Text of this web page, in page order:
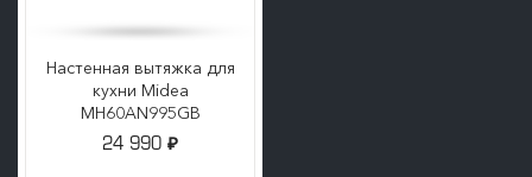
Настенная вытяжка для
кухни Midea
MH60AN995GB
24 990 ₽